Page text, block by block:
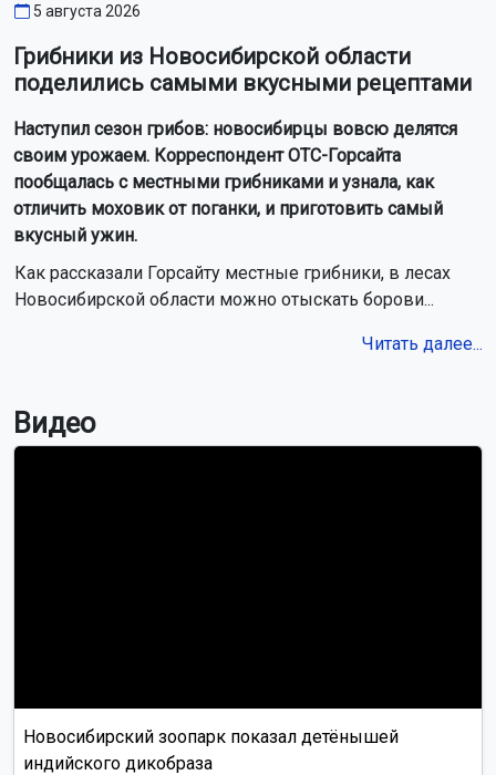
5 августа 2026
Грибники из Новосибирской области
поделились самыми вкусными рецептами
Наступил сезон грибов: новосибирцы вовсю делятся
своим урожаем. Корреспондент ОТС-Горсайта
пообщалась с местными грибниками и узнала, как
отличить моховик от поганки, и приготовить самый
вкусный ужин.
Как рассказали Горсайту местные грибники, в лесах
Новосибирской области можно отыскать борови...
Читать далее...
Видео
Новосибирский зоопарк показал детёнышей
индийского дикобраза